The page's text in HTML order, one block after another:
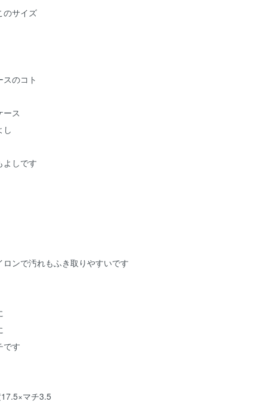
のサイズ
のコト
ース
し
よしです
ンで汚れもふき取りやすいです
です
マチ3.5